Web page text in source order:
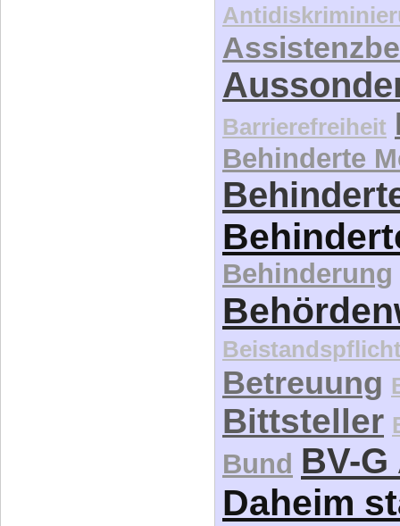
Barrierefreiheit
Behinderte
Behinderung
Betreuung
Bittsteller
Bund BV-
Daheim